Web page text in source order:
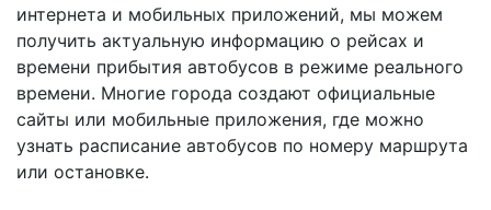
интернета и мобильных приложений, мы можем
получить актуальную информацию о рейсах и
времени прибытия автобусов в режиме реального
времени. Многие города создают официальные
сайты или мобильные приложения, где можно
узнать расписание автобусов по номеру маршрута
или остановке.